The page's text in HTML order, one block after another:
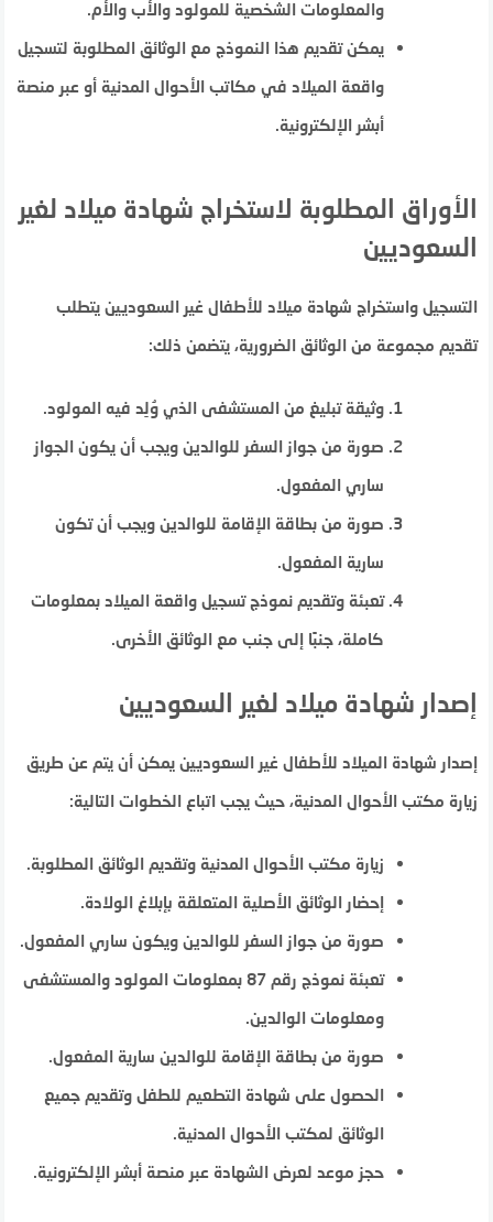
والمعلومات الشخصية للمولود والأب والأم.
يمكن تقديم هذا النموذج مع الوثائق المطلوبة لتسجيل
واقعة الميلاد في مكاتب الأحوال المدنية أو عبر منصة
أبشر الإلكترونية.
الأوراق المطلوبة لاستخراج شهادة ميلاد لغير
السعوديين
التسجيل واستخراج شهادة ميلاد للأطفال غير السعوديين يتطلب
تقديم مجموعة من الوثائق الضرورية، يتضمن ذلك:
وثيقة تبليغ من المستشفى الذي وُلِد فيه المولود.
صورة من جواز السفر للوالدين ويجب أن يكون الجواز
ساري المفعول.
صورة من بطاقة الإقامة للوالدين ويجب أن تكون
سارية المفعول.
تعبئة وتقديم نموذج تسجيل واقعة الميلاد بمعلومات
كاملة، جنبًا إلى جنب مع الوثائق الأخرى.
إصدار شهادة ميلاد لغير السعوديين
إصدار شهادة الميلاد للأطفال غير السعوديين يمكن أن يتم عن طريق
زيارة مكتب الأحوال المدنية، حيث يجب اتباع الخطوات التالية:
زيارة مكتب الأحوال المدنية وتقديم الوثائق المطلوبة.
إحضار الوثائق الأصلية المتعلقة بإبلاغ الولادة.
صورة من جواز السفر للوالدين ويكون ساري المفعول.
تعبئة نموذج رقم 87 بمعلومات المولود والمستشفى
ومعلومات الوالدين.
صورة من بطاقة الإقامة للوالدين سارية المفعول.
الحصول على شهادة التطعيم للطفل وتقديم جميع
الوثائق لمكتب الأحوال المدنية.
حجز موعد لعرض الشهادة عبر منصة أبشر الإلكترونية.